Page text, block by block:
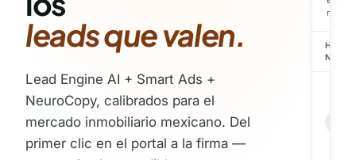
leads que valen.
Lead Engine AI + Smart Ads +
NeuroCopy, calibrados para el
mercado inmobiliario mexicano. Del
primer clic en el portal a la firma —
mes
HOY ·